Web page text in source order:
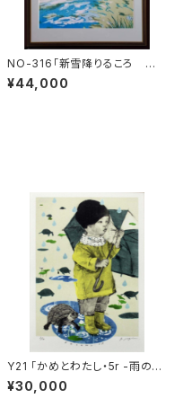
NO-316「新雪降りるころ 妙
高山」
¥44,000
Y21 「かめとわたし・5r -雨の日
も-」
¥30,000